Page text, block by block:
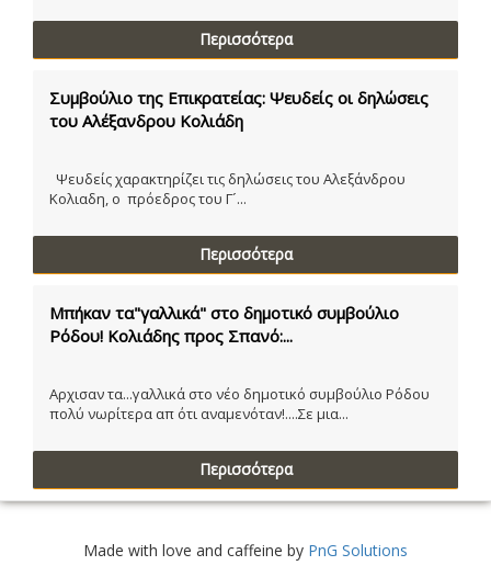
Περισσότερα
Συμβούλιο της Επικρατείας: Ψευδείς οι δηλώσεις
του Αλέξανδρου Κολιάδη
Ψευδείς χαρακτηρίζει τις δηλώσεις του Αλεξάνδρου
Κολιαδη, ο πρόεδρος του Γ´...
Περισσότερα
Μπήκαν τα"γαλλικά" στο δημοτικό συμβούλιο
Ρόδου! Κολιάδης προς Σπανό:...
Αρχισαν τα...γαλλικά στο νέο δημοτικό συμβούλιο Ρόδου
πολύ νωρίτερα απ ότι αναμενόταν!....Σε μια...
Περισσότερα
Made with love and caffeine by PnG Solutions